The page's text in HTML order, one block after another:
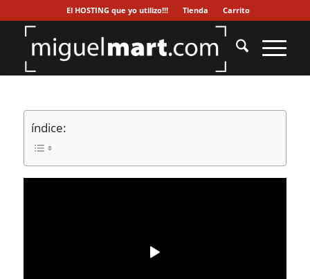
El HOSTING que yo utilizo!!! Tienda Carrito
índice: